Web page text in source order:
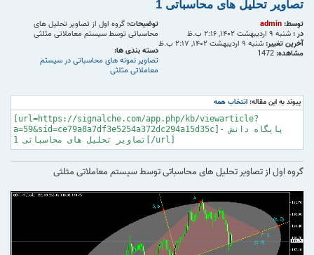
تصاویر تحلیل های محاسباتی 1
توسط: admin
در : شنبه ۹ اردیبهشت ۱۴۰۲, ۲:۱۶ ب.ظ
آخرین تغییر: شنبه ۹ اردیبهشت ۱۴۰۲, ۲:۱۷ ب.ظ
مشاهده:
توضیحات: گروه اول از تصاویر تحلیل های
محاسباتی توسط سیستم معاملاتی مثلثی
دسته بندی ها:
تصاویر نمونه های محاسباتی در سیستم
معاملاتی مثلثی
پیوند به این مقاله:انتخاب همه
[url=https://signalche.com/app.php/kb/viewarticle?
a=59&sid=ce79a8a7df3e5254a372dc294a15d35c]پایگاه دانش -
تصاویر تحلیل های محاسباتی 1[/url]
گروه اول از تصاویر تحلیل های محاسباتی توسط سیستم معاملاتی مثلثی